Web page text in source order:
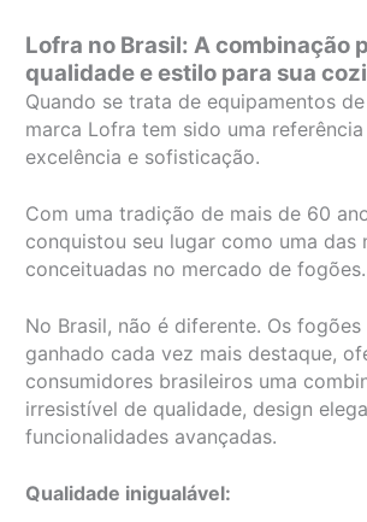
Lofra no Brasil: A combinação
qualidade e estilo para sua
Quando se trata de equipamentos
marca Lofra tem sido uma
excelência e sofisticação.
Com uma tradição de mais de 60
conquistou seu lugar como uma das
conceituadas no mercado de fogões.
No Brasil, não é diferente. Os
ganhado cada vez mais destaque,
consumidores brasileiros uma
irresistível de qualidade, design
funcionalidades avançadas.
Qualidade inigualável: